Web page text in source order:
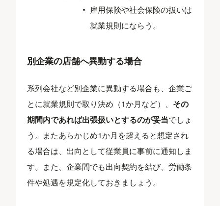
雇用保険や社会保険の扱いは
就業規則にならう。
別企業の店舗へ異動する場合
系列会社など別企業に異動する場合も、企業ご
とに就業規則で取り決め（1か月など）、 その
期間内であれば出張扱いとするのが妥当でしょ
う。またあらかじめ1か月を超えると想定され
る場合は、出向として従業員に事前に通知しま
す。また、企業間でも出向契約を結び、労働条
件や処遇を規定化しておきましょう。